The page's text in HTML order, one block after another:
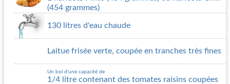
(454 grammes)
130 litres d'eau chaude
Laitue frisée verte, coupée en tranches très fines
Un bol d'une capacité de
1/4 litre contenant des tomates raisins coupées